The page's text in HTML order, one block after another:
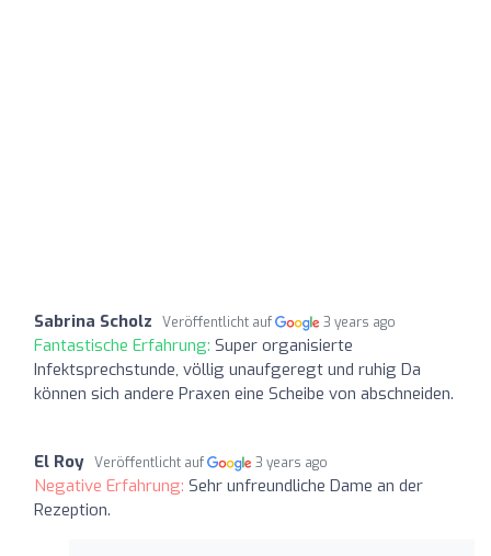
Sabrina Scholz Veröffentlicht auf 3 years ago
Fantastische Erfahrung: Super organisierte
Infektsprechstunde, völlig unaufgeregt und ruhig Da
können sich andere Praxen eine Scheibe von abschneiden.
El Roy Veröffentlicht auf 3 years ago
Negative Erfahrung: Sehr unfreundliche Dame an der
Rezeption.